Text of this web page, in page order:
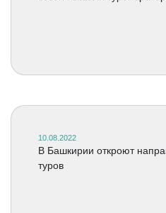
10.08.2022
В Башкирии откроют
туров